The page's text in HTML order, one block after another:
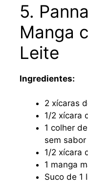
5.
Manga
Leite
Ingredientes:
2 xícaras
1/2 xícara
1 colher
sem sabor
1/2 xícara
1 manga
Suco de 1